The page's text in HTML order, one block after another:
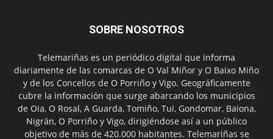
SOBRE NOSOTROS
Telemariñas es un periódico digital que informa
diariamente de las comarcas de O Val Miñor y O Baixo Miño
y de los Concellos de O Porriño y Vigo. Geográficamente
cubre la información que surge abarcando los municipios
de Oia, O Rosal, A Guarda, Tomiño, Tui, Gondomar, Baiona,
Nigrán, O Porriño y Vigo, dirigiéndose así a un público
objetivo de más de 420.000 habitantes. Telemariñas se